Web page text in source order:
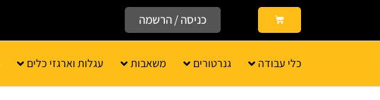
כניסה / הרשמה
כלי עבודה גנרטורים משאבות עגלות וארגזי כלים